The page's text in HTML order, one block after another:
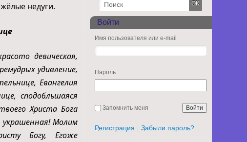
недуги.
девическая,
удивление,
Евангелия
сподобльшаяся
Христа Бога
украшенная! Молим
Богу, Егоже
Войти
Имя пользователя или e-mail
Пароль
Запомнить меня
Регистрация Забыли пароль?